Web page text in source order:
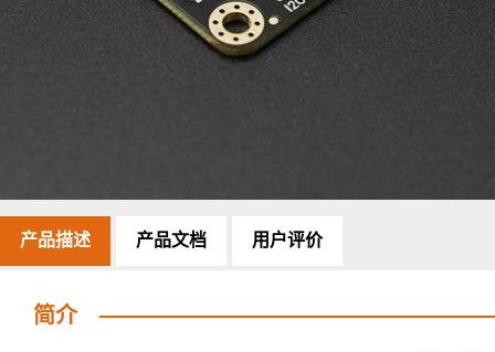
产品描述 产品文档 用户评价
简介